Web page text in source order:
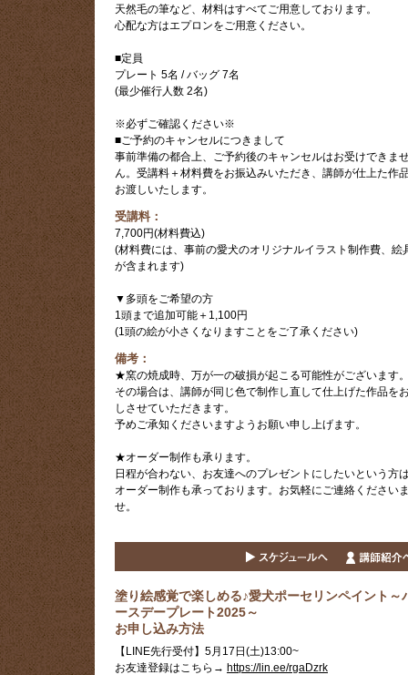
天然毛の筆など、材料はすべてご用意しております。
心配な方はエプロンをご用意ください。
■定員
プレート 5名 / バッグ 7名
(最少催行人数 2名)
※必ずご確認ください※
■ご予約のキャンセルにつきまして
事前準備の都合上、ご予約後のキャンセルはお受けできま
ん。受講料＋材料費をお振込みいただき、講師が仕上た作
お渡しいたします。
受講料：
7,700円(材料費込)
(材料費には、事前の愛犬のオリジナルイラスト制作費、絵
が含まれます)
▼多頭をご希望の方
1頭まで追加可能＋1,100円
(1頭の絵が小さくなりますことをご了承ください)
備考：
★窯の焼成時、万が一の破損が起こる可能性がございます
その場合は、講師が同じ色で制作し直して仕上げた作品を
しさせていただきます。
予めご承知くださいますようお願い申し上げます。
★オーダー制作も承ります。
日程が合わない、お友達へのプレゼントにしたいという方
オーダー制作も承っております。お気軽にご連絡ください
せ。
塗り絵感覚で楽しめる♪愛犬ポーセリンペイント ～
ースデープレート2025 ～
お申し込み方法
【LINE先行受付】5月17日(土)13:00~
お友達登録はこちら→ https://lin.ee/rgaDzrk